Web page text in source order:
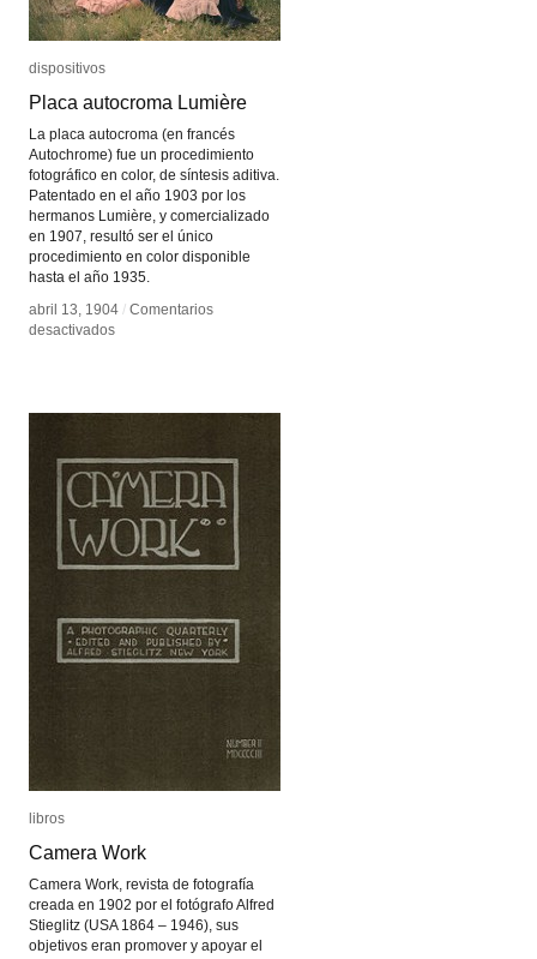
dispositivos
Placa autocroma Lumière
La placa autocroma (en francés
Autochrome) fue un procedimiento
fotográfico en color, de síntesis aditiva.
Patentado en el año 1903 por los
hermanos Lumière, y comercializado
en 1907, resultó ser el único
procedimiento en color disponible
hasta el año 1935.
abril 13, 1904 / Comentarios
desactivadosen
dispositivos
Placa autocroma Lumière
abril 13, 1904 / Comentarios
desactivadosen
libros
Camera Work
Camera Work, revista de fotografía
creada en 1902 por el fotógrafo Alfred
Stieglitz (USA 1864 – 1946), sus
objetivos eran promover y apoyar el
libros
Camera Work